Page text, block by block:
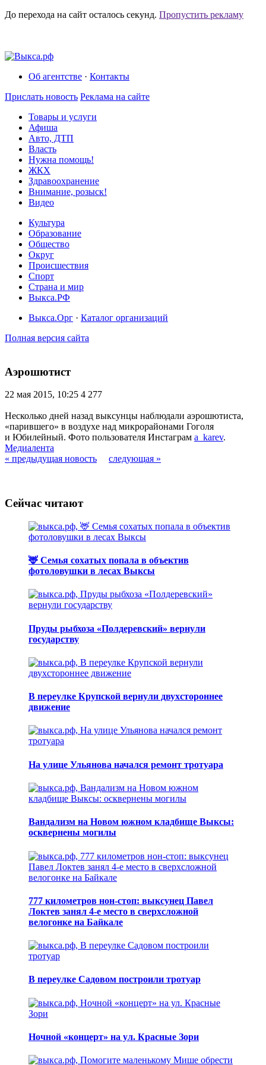
До перехода на сайт осталось секунд. Пропустить рекламу
Об агентстве · Контакты
Прислать новость Реклама на сайте
Товары и услуги
Афиша
Авто, ДТП
Власть
Нужна помощь!
ЖКХ
Здравоохранение
Внимание, розыск!
Видео
Культура
Образование
Общество
Округ
Происшествия
Спорт
Страна и мир
Выкса.РФ
Выкса.Орг · Каталог организаций
Полная версия сайта
Аэрошютист
22 мая 2015, 10:25 4 277
Несколько дней назад выксунцы наблюдали аэрошютиста,
«парившего» в воздухе над микрорайонами Гоголя
и Юбилейный. Фото пользователя Инстаграм a_karev.
Медиалента
« предыдущая новость
следующая »
Сейчас читают
🦌 Семья сохатых попала в объектив
фотоловушки в лесах Выксы
Пруды рыбхоза «Полдеревский» вернули
государству
В переулке Крупской вернули двухстороннее
движение
На улице Ульянова начался ремонт тротуара
Вандализм на Новом южном кладбище Выксы:
осквернены могилы
777 километров нон-стоп: выксунец Павел
Локтев занял 4-е место в сверхсложной
велогонке на Байкале
В переулке Садовом построили тротуар
Ночной «концерт» на ул. Красные Зори